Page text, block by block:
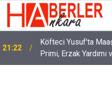
12:33
Sürücüler Dikkat!
İptaline Neden